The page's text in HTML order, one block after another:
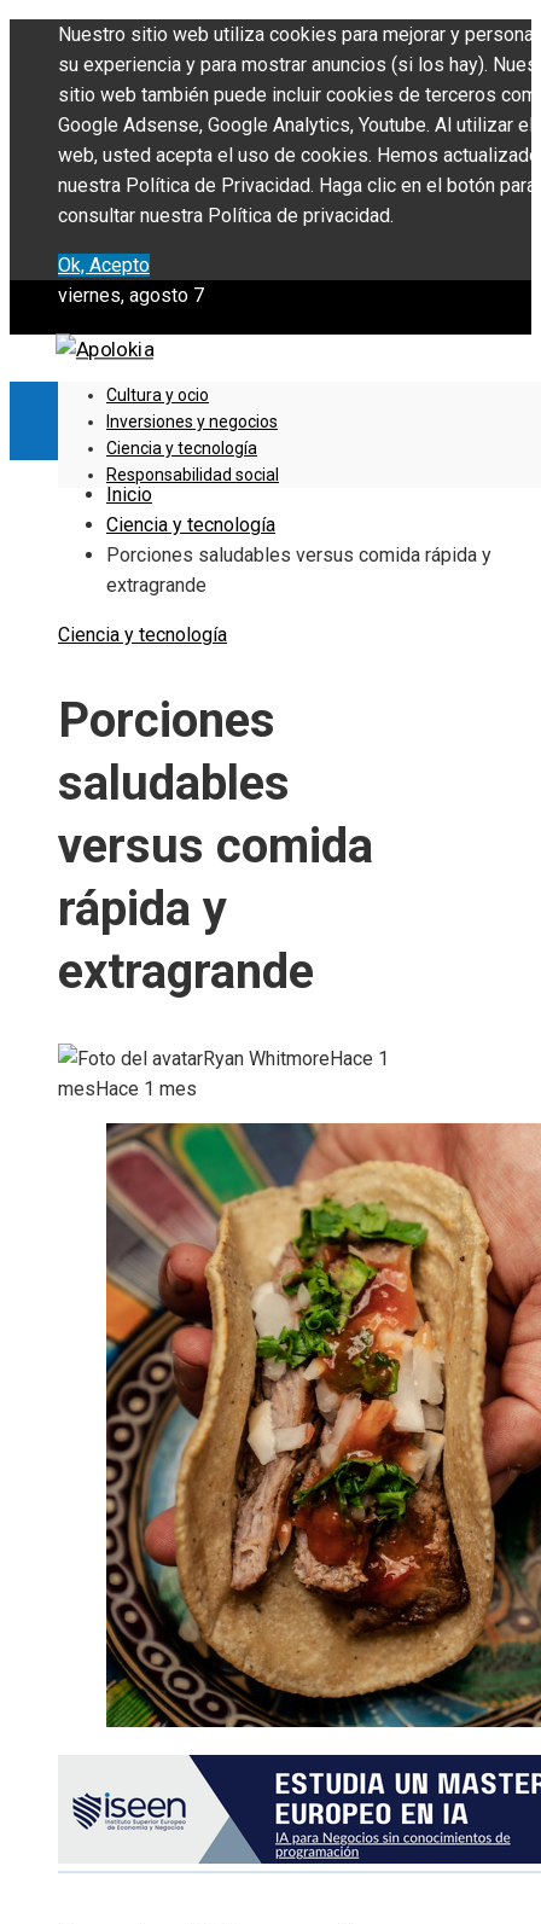
Nuestro sitio web utiliza cookies para mejorar y
su experiencia y para mostrar anuncios (si los hay).
sitio web también puede incluir cookies de terceros
Google Adsense, Google Analytics, Youtube. Al utilizar
web, usted acepta el uso de cookies. Hemos actualizado
nuestra Política de Privacidad. Haga clic en el botón para
consultar nuestra Política de privacidad.
Ok, Acepto
viernes, agosto 7
Cultura y ocio
Inversiones y negocios
Ciencia y tecnología
Responsabilidad social
Inicio
Ciencia y tecnología
Porciones saludables versus comida rápida y
extragrande
Ciencia y tecnología
Porciones
saludables
versus comida
rápida y
extragrande
Ryan Whitmore Hace 1
mes Hace 1 mes